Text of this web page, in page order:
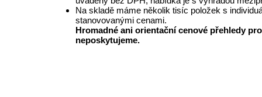
Na skladě máme několik tisíc položek s
stanovovanými cenami.
Hromadné ani orientační cenové přehledy
neposkytujeme.